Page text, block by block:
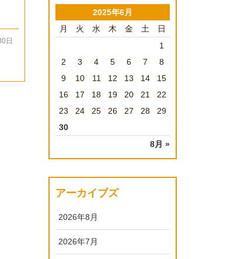
日
2025年6月
月
火 水 木 金 土 日
8月 »
1
2
3 4 5 6 7
8
9
10 11 12 13 14
15
16
17 18 19 20 21
22
23
24 25 26 27 28
29
30
アーカイブズ
2026年8月
2026年7月